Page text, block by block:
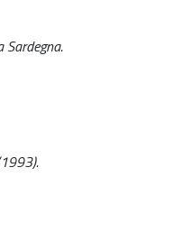
Sardegna.